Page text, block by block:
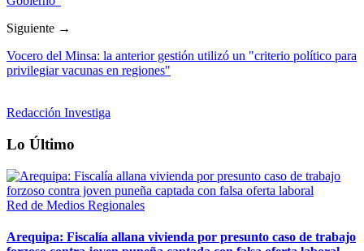
Siguiente →
Vocero del Minsa: la anterior gestión utilizó un "criterio político para
privilegiar vacunas en regiones"
Redacción Investiga
Lo Último
Red de Medios Regionales
Arequipa: Fiscalía allana vivienda por presunto caso de trabajo